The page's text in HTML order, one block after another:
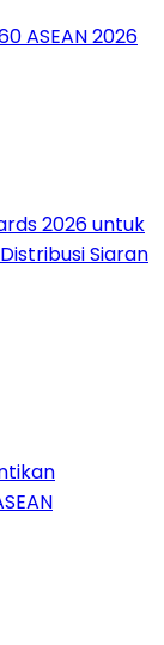
ASEAN 2026
2026 untuk
Siaran